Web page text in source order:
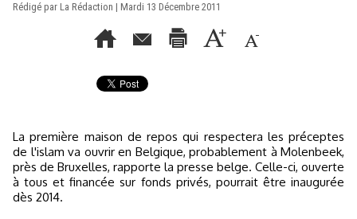
Rédigé par La Rédaction | Mardi 13 Décembre 2011
La première maison de repos qui respectera les préceptes
de l'islam va ouvrir en Belgique, probablement à Molenbeek,
près de Bruxelles, rapporte la presse belge. Celle-ci, ouverte
à tous et financée sur fonds privés, pourrait être inaugurée
dès 2014.